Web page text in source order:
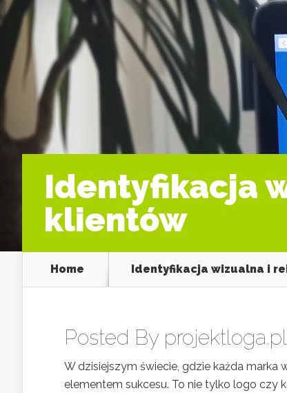
Identyfikacja
klientów
Home Identyfikacja wizualna i
Posted By projektloga.pl
W dzisiejszym świecie, gdzie każda
elementem sukcesu. To nie tylko logo czy